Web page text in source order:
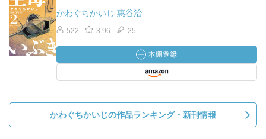
かわぐちかいじ 惠谷治
522 3.96 25
かわぐちかいじの作品ランキング・新刊情報